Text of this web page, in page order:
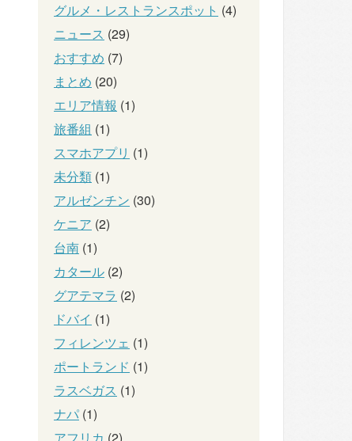
グルメ・レストランスポット (4)
ニュース (29)
おすすめ (7)
まとめ (20)
エリア情報 (1)
旅番組 (1)
スマホアプリ (1)
未分類 (1)
アルゼンチン (30)
ケニア (2)
台南 (1)
カタール (2)
グアテマラ (2)
ドバイ (1)
フィレンツェ (1)
ポートランド (1)
ラスベガス (1)
ナパ (1)